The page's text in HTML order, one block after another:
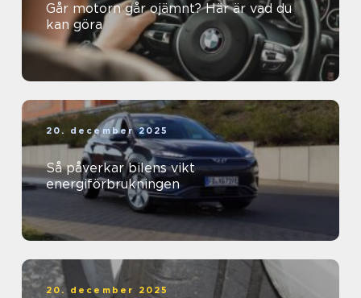
Går motorn går ojämnt? Här är vad du
kan göra
20. december 2025
Så påverkar bilens vikt
energiförbrukningen
20. december 2025